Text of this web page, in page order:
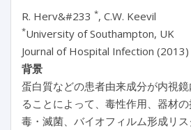
R. Herv&#233 *, C.W. Keevil
*University of Southampton, UK
Journal of Hospital Infection
背景
蛋白質などの患者由来成分が内視
ることによって、毒性作用、器材
毒・滅菌、バイオフィルム形成リ